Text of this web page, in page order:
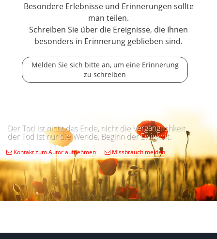
Besondere Erlebnisse und Erinnerungen sollte
man teilen.
Schreiben Sie über die Ereignisse, die Ihnen
besonders in Erinnerung geblieben sind.
Melden Sie sich bitte an, um eine Erinnerung
zu schreiben
Der Tod ist nicht das Ende, nicht die Vergänglichkeit,
der Tod ist nur die Wende, Beginn der Ewigkeit.
Kontakt zum Autor aufnehmen Missbrauch melden